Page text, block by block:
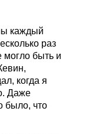
каждый
раз
могло быть и
когда я
Даже
было, что